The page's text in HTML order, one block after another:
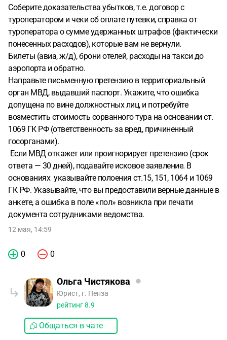
Соберите доказательства убытков, т.е. договор с
туроператором и чеки об оплате путевки, справка от
туроператора о сумме удержанных штрафов (фактически
понесенных расходов), которые вам не вернули.
Билеты (авиа, ж/д), брони отелей, расходы на такси до
аэропорта и обратно.
Направьте письменную претензию в территориальный
орган МВД, выдавший паспорт. Укажите, что ошибка
допущена по вине должностных лиц, и потребуйте
возместить стоимость сорванного тура на основании ст.
1069 ГК РФ (ответственность за вред, причиненный
госорганами).
Если МВД откажет или проигнорирует претензию (срок
ответа — 30 дней), подавайте исковое заявление. В
основаниях указывайте полоения ст.15, 151, 1064 и 1069
ГК РФ. Указывайте, что вы предоставили верные данные в
анкете, а ошибка в поле «пол» возникла при печати
документа сотрудниками ведомства.
12 мая, 14:59
0 0
Ольга Чистякова
Юрист, г. Пенза
рейтинг8.9
Общаться в чате